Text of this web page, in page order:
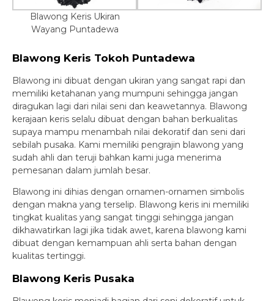
Blawong Keris Ukiran
Wayang Puntadewa
Blawong Keris Tokoh Puntadewa
Blawong ini dibuat dengan ukiran yang sangat rapi dan
memiliki ketahanan yang mumpuni sehingga jangan
diragukan lagi dari nilai seni dan keawetannya. Blawong
kerajaan keris selalu dibuat dengan bahan berkualitas
supaya mampu menambah nilai dekoratif dan seni dari
sebilah pusaka. Kami memiliki pengrajin blawong yang
sudah ahli dan teruji bahkan kami juga menerima
pemesanan dalam jumlah besar.
Blawong ini dihias dengan ornamen-ornamen simbolis
dengan makna yang terselip. Blawong keris ini memiliki
tingkat kualitas yang sangat tinggi sehingga jangan
dikhawatirkan lagi jika tidak awet, karena blawong kami
dibuat dengan kemampuan ahli serta bahan dengan
kualitas tertinggi.
Blawong Keris Pusaka